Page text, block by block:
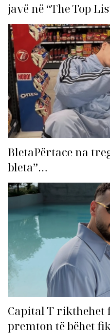
javë në “The Top
BletaPërtace na
bleta”…
Capital T rikthehet
premton të bëhet